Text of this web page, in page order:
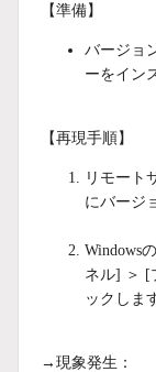
【準備】
バージョ
ーをイン
【再現手順】
リモート
にバージ
Windows
ネル] ＞ [
ックしま
→現象発生：